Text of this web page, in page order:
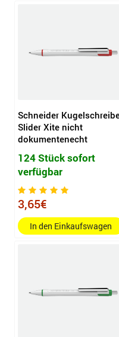
Schneider
Slider Xite nicht
dokumentenecht
124 Stück sofort
verfügbar
3,65€
In den Einkaufswagen